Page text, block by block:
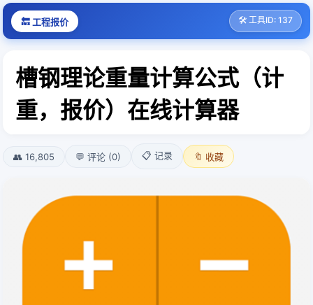
🔙 工程报价 🛠️ 工具ID: 137
槽钢理论重量计算公式（计
重，报价）在线计算器
👥 16,805 💬 评论 (0) 📋 记录 🔖 收藏